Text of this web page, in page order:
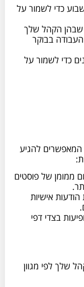
כדי לשמור על
הקהל שלך
בבוקר
כדי לשמור על
המאפשרים להגיע
ממומן של פוסטים
אישיות
בצדי דפי
שלך לפי מגוון